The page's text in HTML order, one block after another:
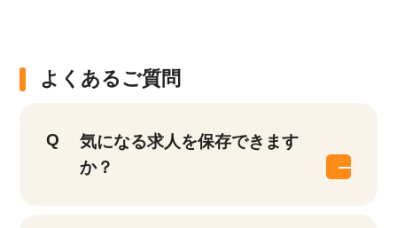
よくあるご質問
気になる求人を保存できます
か？